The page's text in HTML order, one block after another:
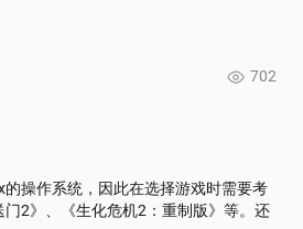
702
操作系统，因此在选择游戏时需要考
2》、《生化危机2：重制版》等。还